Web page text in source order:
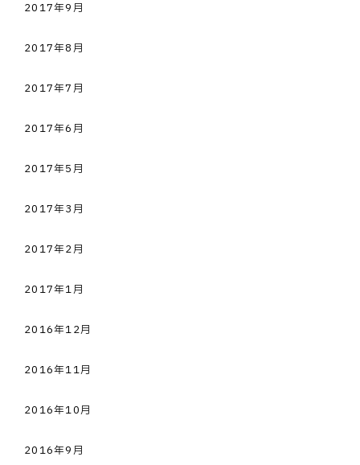
2017年9月
2017年8月
2017年7月
2017年6月
2017年5月
2017年3月
2017年2月
2017年1月
2016年12月
2016年11月
2016年10月
2016年9月